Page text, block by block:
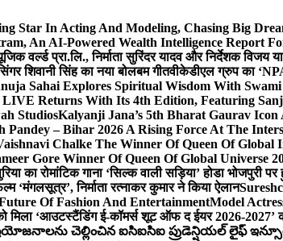
Star In Acting And Modeling, Chasing Big
An AI-Powered Wealth Intelligence Report
वर्ल्ड प्रा.लि., निर्माता सुरिंदर यादव और निर्देशक विजय
शिवानी सिंह का नया बोलबम गीतवीकेडीएल ग्रुप का
Sahai Explores Spiritual Wisdom With
Returns With Its 4th Edition, Featuring
StudiosKalyanji Jana’s 5th Bharat Gaurav
Pandey – Bihar 2026 A Rising Force At The
Chalke The Winner Of Queen Of
Gore Winner Of Queen Of Global Universe
का रोमांटिक गाना ‘सिल्क वाली सड़िया’ होडा भोजपुरी
‘मंगलसूत्र’, निर्माता रत्नाकर कुमार ने किया ऐलान
Of Fashion And EntertainmentModel
मिला ‘आउटस्टैंडिंग ई-कॉमर्स शूट ऑफ द ईयर 2026-2027’
చెల్లించిన ఐసిఐసిఐ ప్రుడెన్షియల్ లైఫ్